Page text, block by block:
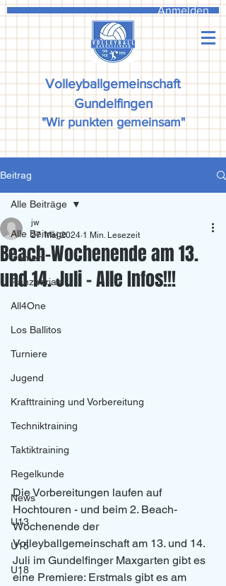
Anmelden
Volleyballgemeinschaft
Gundelfingen
"Wir punkten gemeinsam"
Beitrag
Alle Beiträge
Damen
Ranzadriala
All4One
Los Ballitos
Turniere
Jugend
Krafttraining und Vorbereitung
Techniktraining
Taktiktraining
Regelkunde
News
U13
U15
U18
Alle Beiträge
Beach-Wochenende am 13.
und 14. Juli - Alle Infos!!!
jw
27. Mai 2024 1 Min. Lesezeit
Die Vorbereitungen laufen auf
Hochtouren - und beim 2. Beach-
Wochenende der
Volleyballgemeinschaft am 13. und 14.
Juli im Gundelfinger Maxgarten gibt es
eine Premiere: Erstmals gibt es am